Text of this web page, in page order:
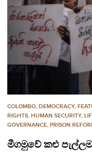
COLOMBO, DEMOCRACY,
RIGHTS, HUMAN SECURITY,
GOVERNANCE, PRISON
මීගමුවේ කළු